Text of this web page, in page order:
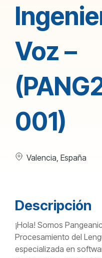
Voz –
001)
Valencia, España
Descripción
¡Hola! Somos
Procesamiento del
especializada en